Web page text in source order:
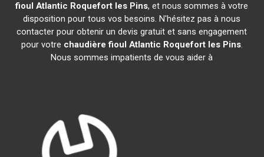
fioul Atlantic Roquefort les Pins, et nous sommes à votre
disposition pour tous vos besoins. N'hésitez pas à nous
contacter pour obtenir un devis gratuit et sans engagement
pour votre chaudière fioul Atlantic Roquefort les Pins.
Nous sommes impatients de vous aider à